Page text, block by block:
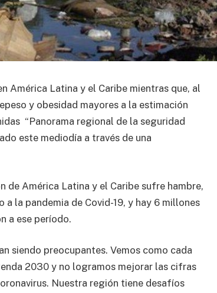
América Latina y el Caribe mientras que, al
y obesidad mayores a la estimación
“Panorama regional de la seguridad
este mediodía a través de una
de América Latina y el Caribe sufre hambre,
la pandemia de Covid-19, y hay 6 millones
a ese período.
siendo preocupantes. Vemos como cada
2030 y no logramos mejorar las cifras
Nuestra región tiene desafíos